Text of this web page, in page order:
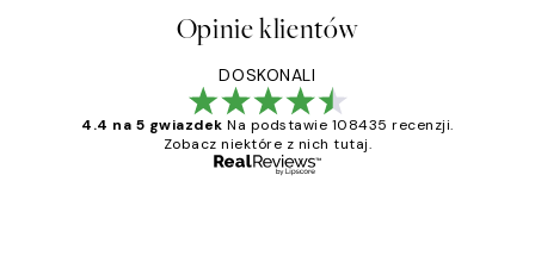
Opinie klientów
DOSKONALI
4.4 na 5 gwiazdek Na podstawie 108435 recenzji.
Zobacz niektóre z nich tutaj.